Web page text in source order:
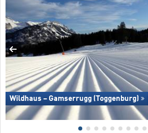
Wildhaus – Gamserrugg (Toggenburg)